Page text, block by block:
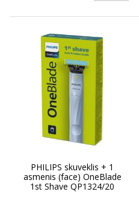
PHILIPS skuveklis + 1
asmenis (face) OneBlade
1st Shave QP1324/20